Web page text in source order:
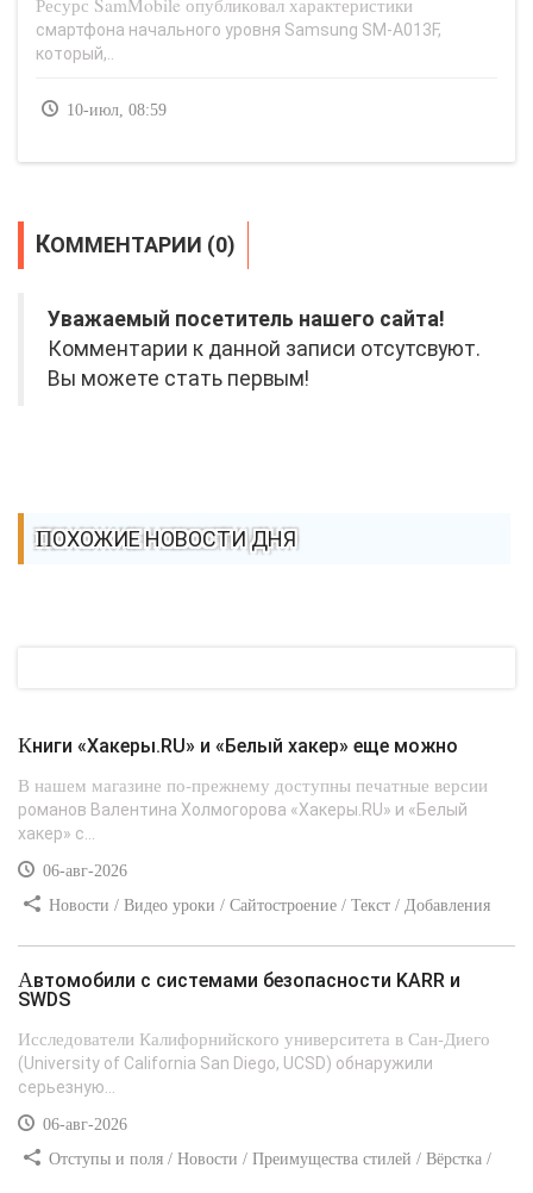
смартфона начального уровня Samsung SM-A013F,
который,..
10-июл, 08:59
КОММЕНТАРИИ (0)
Уважаемый посетитель нашего сайта!
Комментарии к данной записи отсутсвуют.
Вы можете стать первым!
ПОХОЖИЕ НОВОСТИ ДНЯ
Книги «Хакеры.RU» и «Белый хакер» еще можно
В нашем магазине по-прежнему доступны печатные версии
романов Валентина Холмогорова «Хакеры.RU» и «Белый
хакер» с...
06-авг-2026
Новости / Видео уроки / Сайтостроение / Текст / Добавления
Автомобили с системами безопасности KARR и
SWDS
Исследователи Калифорнийского университета в Сан-Диего
(University of California San Diego, UCSD) обнаружили
серьезную...
06-авг-2026
Отступы и поля / Новости / Преимущества стилей / Вёрстка /